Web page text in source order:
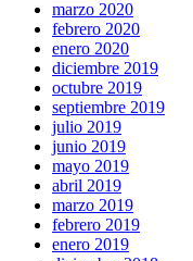
marzo 2020
febrero 2020
enero 2020
diciembre 2019
octubre 2019
septiembre 2019
julio 2019
junio 2019
mayo 2019
abril 2019
marzo 2019
febrero 2019
enero 2019